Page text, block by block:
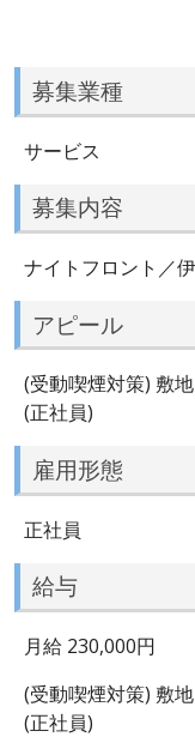
募集業種
サービス
募集内容
ナイトフロント／
アピール
(受動喫煙対策) 敷
(正社員)
雇用形態
正社員
給与
月給 230,000円
(受動喫煙対策) 敷
(正社員)